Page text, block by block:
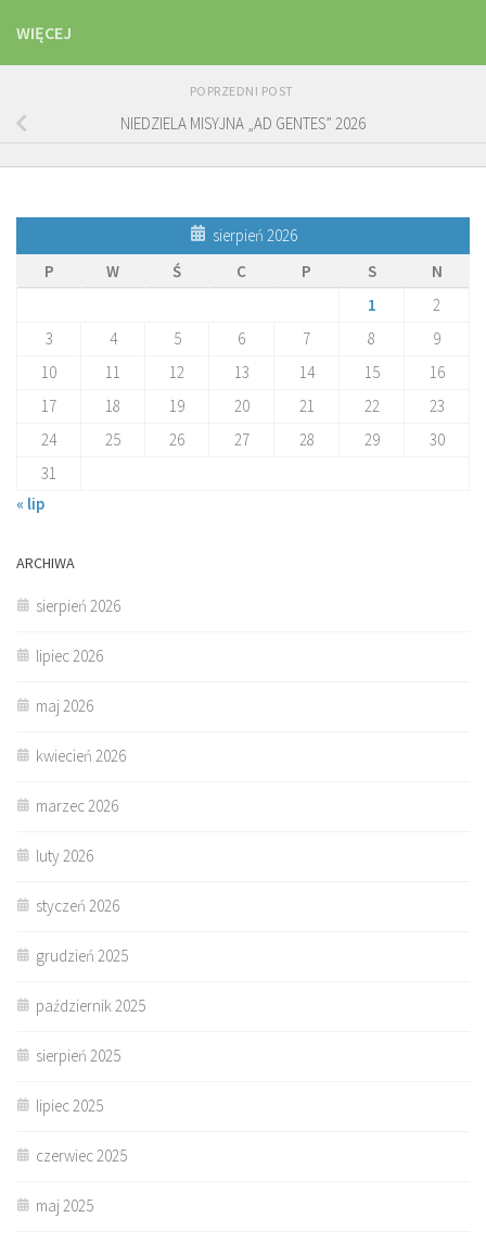
WIĘCEJ
POPRZEDNI POST
NIEDZIELA MISYJNA „AD GENTES” 2026
sierpień 2026
P
W Ś C P S
N
1
2
3
4 5 6 7 8
9
10
11 12 13 14 15
16
17
18 19 20 21 22
23
24
25 26 27 28 29
30
31
« lip
ARCHIWA
sierpień 2026
lipiec 2026
maj 2026
kwiecień 2026
marzec 2026
luty 2026
styczeń 2026
grudzień 2025
październik 2025
sierpień 2025
lipiec 2025
czerwiec 2025
maj 2025